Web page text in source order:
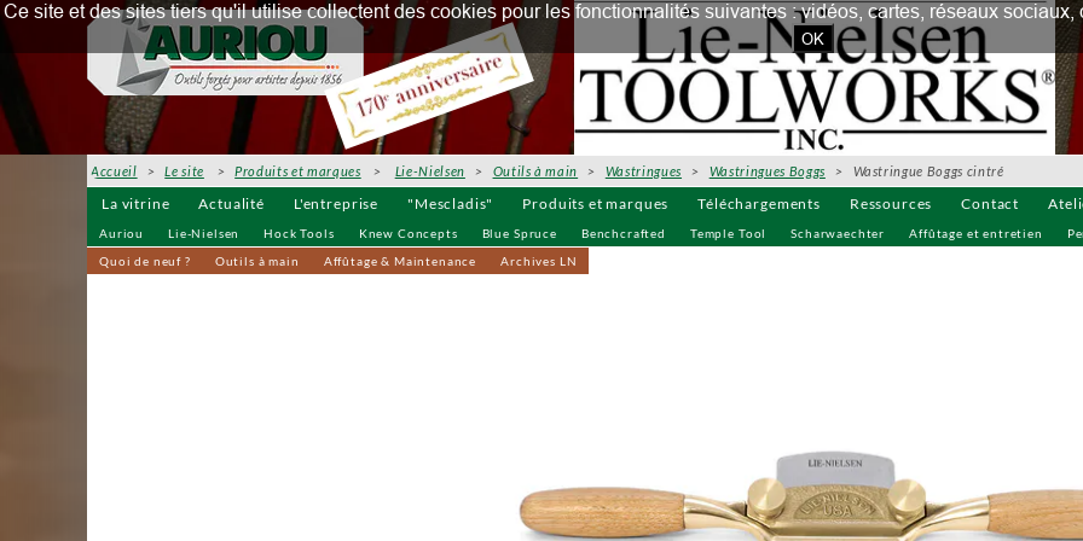
La vitrine Actualité L'entreprise "Mescladis" Produits et marques Téléchargements Ressources Contact
Auriou Lie-Nielsen Hock Tools Knew Concepts Blue Spruce Benchcrafted Temple Tool Scharwaechter Affûtage et entretien
Quoi de neuf ?
Outils à main Affûtage & Maintenance Archives LN
Accueil >Le site >Produits et marques > Lie-Nielsen > Outils à main > Wastringues > Wastringues Boggs > Wastringue Boggs cintré
Ce site et des sites tiers qu'il utilise collectent des cookies pour les fonctionnalités suivantes : vidéos, cartes, réseaux
OK